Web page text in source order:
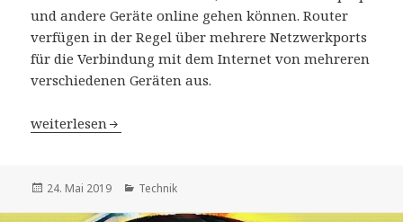
und andere Geräte online gehen können. Router
verfügen in der Regel über mehrere Netzwerkports
für die Verbindung mit dem Internet von mehreren
verschiedenen Geräten aus.
Was ist ein Router und was macht er?
weiterlesen
Veröffentlicht
24. Mai 2019 Kategorien
Technik